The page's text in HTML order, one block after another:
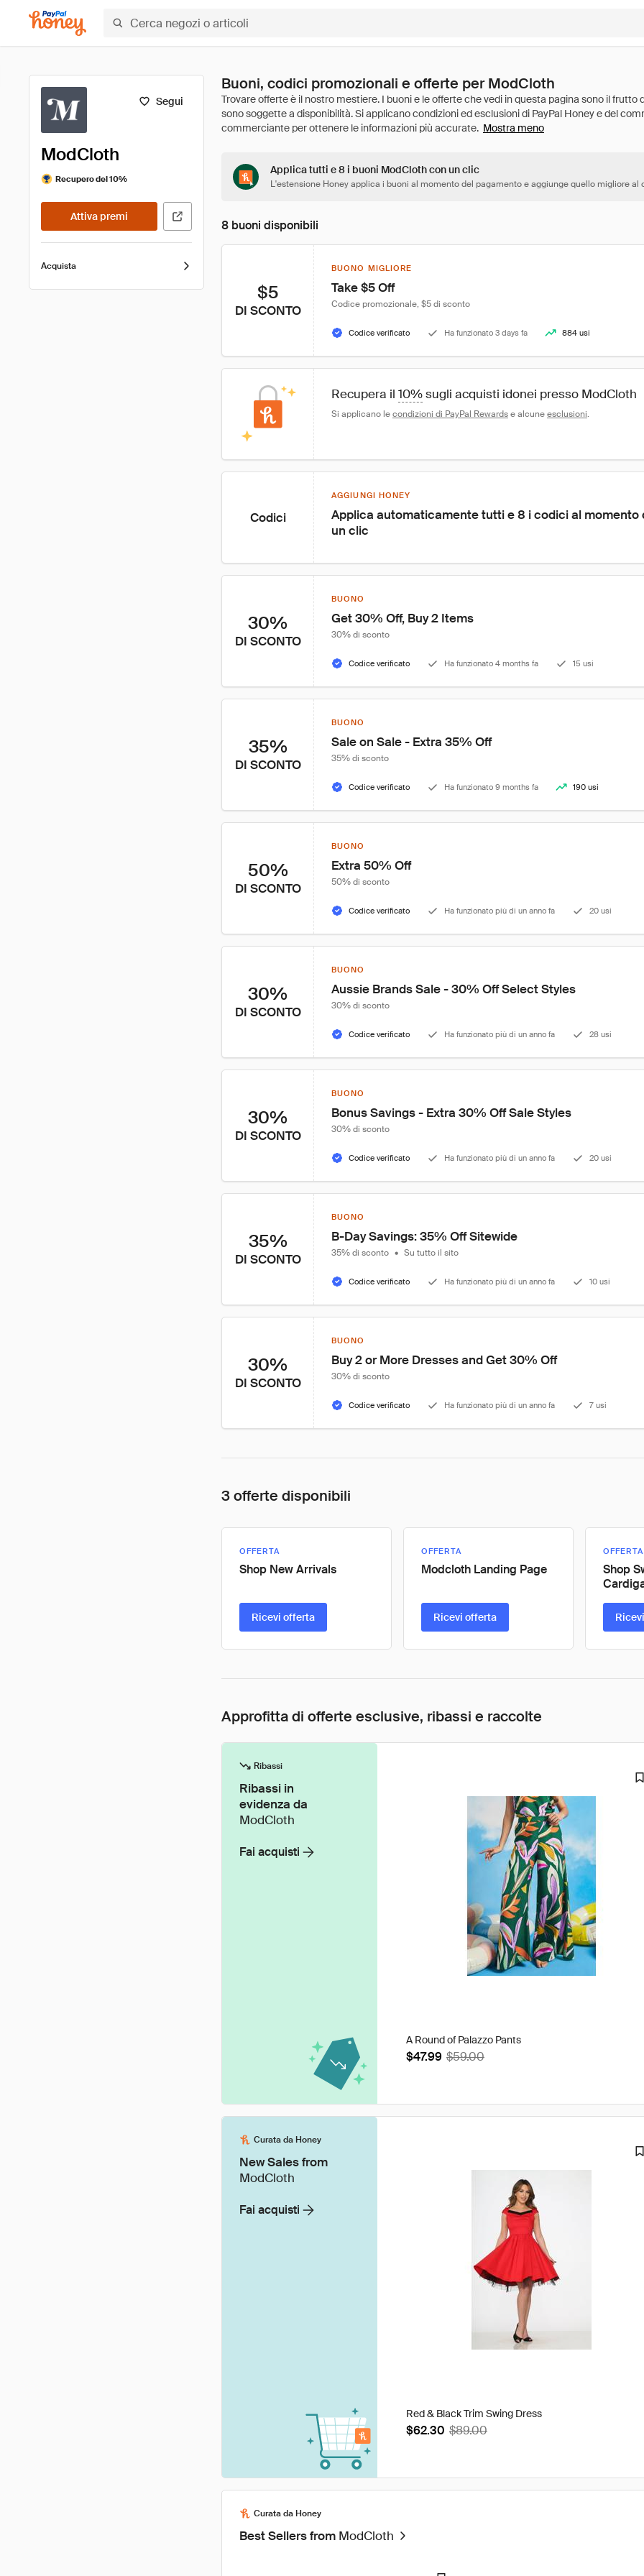
Segui
ModCloth
Recupero del 10%
Attiva premi
Acquista
Buoni, codici promozionali e offerte per ModCloth
Mostra meno
Applica tutti e 8 i buoni ModCloth con un clic
L'estensione Honey applica i buoni al momento del pagamento e aggiunge quello migliore al
8 buoni disponibili
$5
DI SCONTO
BUONO MIGLIORE
Take $5 Off
Codice promozionale, $5 di sconto
Codice verificato Ha funzionato 3 days fa 884 usi
Recupera il 10% sugli acquisti idonei presso ModCloth
Si applicano le condizioni di PayPal Rewards e alcune esclusioni.
Codici
AGGIUNGI HONEY
Applica automaticamente tutti e 8 i codici al momento
un clic
30%
DI SCONTO
BUONO
Get 30% Off, Buy 2 Items
30% di sconto
Codice verificato Ha funzionato 4 months fa 15 usi
35%
DI SCONTO
BUONO
Sale on Sale - Extra 35% Off
35% di sconto
Codice verificato Ha funzionato 9 months fa 190 usi
50%
DI SCONTO
BUONO
Extra 50% Off
50% di sconto
Codice verificato Ha funzionato più di un anno fa 20 usi
30%
DI SCONTO
BUONO
Aussie Brands Sale - 30% Off Select Styles
30% di sconto
Codice verificato Ha funzionato più di un anno fa 28 usi
30%
DI SCONTO
BUONO
Bonus Savings - Extra 30% Off Sale Styles
30% di sconto
Codice verificato Ha funzionato più di un anno fa 20 usi
35%
DI SCONTO
BUONO
B-Day Savings: 35% Off Sitewide
35% di sconto • Su tutto il sito
Codice verificato Ha funzionato più di un anno fa 10 usi
30%
DI SCONTO
BUONO
Buy 2 or More Dresses and Get 30% Off
30% di sconto
Codice verificato Ha funzionato più di un anno fa 7 usi
3 offerte disponibili
OFFERTA
Shop New Arrivals
Ricevi offerta
OFFERTA
Modcloth Landing Page
Ricevi offerta
OFFERTA
Shop
Approfitta di offerte esclusive, ribassi e raccolte
Ribassi
Ribassi in
evidenza da
ModCloth
Fai acquisti
A Round of Palazzo Pants
$47.99 $59.00
Curata da Honey
New Sales from
ModCloth
Fai acquisti
Red & Black Trim Swing Dress
$62.30 $89.00
Curata da Honey
Best Sellers from ModCloth